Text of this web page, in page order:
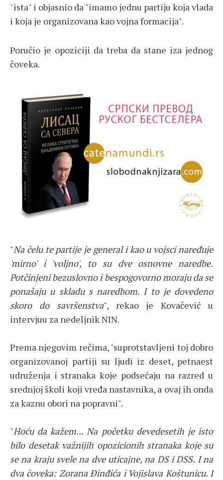
"ista" i objasnio da "imamo jednu partiju koja vlada
i koja je organizovana kao vojna formacija".
Poručio je opoziciji da treba da stane iza jednog
čoveka.
"Na čelu te partije je general i kao u vojsci naređuje
'mirno' i 'voljno', to su dve osnovne naredbe.
Potčinjeni bezuslovno i bespogovorno moraju da se
ponašaju u skladu s naredbom. I to je dovedeno
skoro do savršenstva", rekao je Kovačević u
intervjuu za nedeljnik NIN.
Prema njegovim rečima, "suprotstavljeni toj dobro
organizovanoj partiji su ljudi iz deset, petnaest
udruženja i stranaka koje podsećaju na razred u
srednjoj školi koji vređa nastavnika, a ovaj ih onda
za kaznu obori na popravni".
"Hoću da kažem... Na početku devedesetih je isto
bilo desetak važnijih opozicionih stranaka koje su
se na kraju svele na dve uticajne, na DS i DSS. I na
dva čoveka: Zorana Đinđića i Vojislava Koštunicu. I